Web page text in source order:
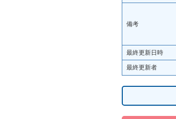
備考
最終更新日時
最終更新者